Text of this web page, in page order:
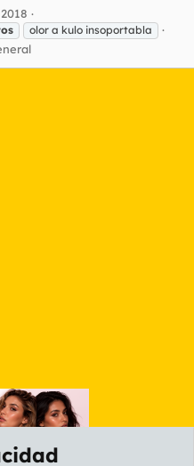
olor a kulo insoportabla